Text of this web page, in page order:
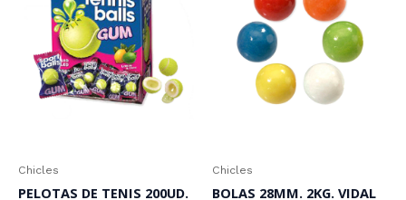
Chicles
PELOTAS DE TENIS 200UD.
Chicles
BOLAS 28MM. 2KG. VIDAL